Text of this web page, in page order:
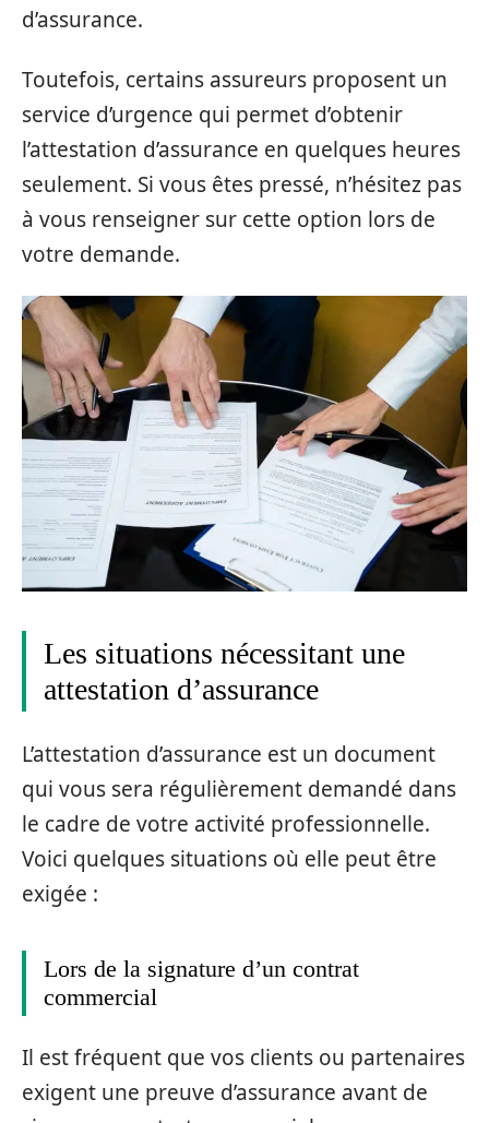
d’assurance.
Toutefois, certains assureurs proposent un
service d’urgence qui permet d’obtenir
l’attestation d’assurance en quelques heures
seulement. Si vous êtes pressé, n’hésitez pas
à vous renseigner sur cette option lors de
votre demande.
Les situations nécessitant une
attestation d’assurance
L’attestation d’assurance est un document
qui vous sera régulièrement demandé dans
le cadre de votre activité professionnelle.
Voici quelques situations où elle peut être
exigée :
Lors de la signature d’un contrat
commercial
Il est fréquent que vos clients ou partenaires
exigent une preuve d’assurance avant de